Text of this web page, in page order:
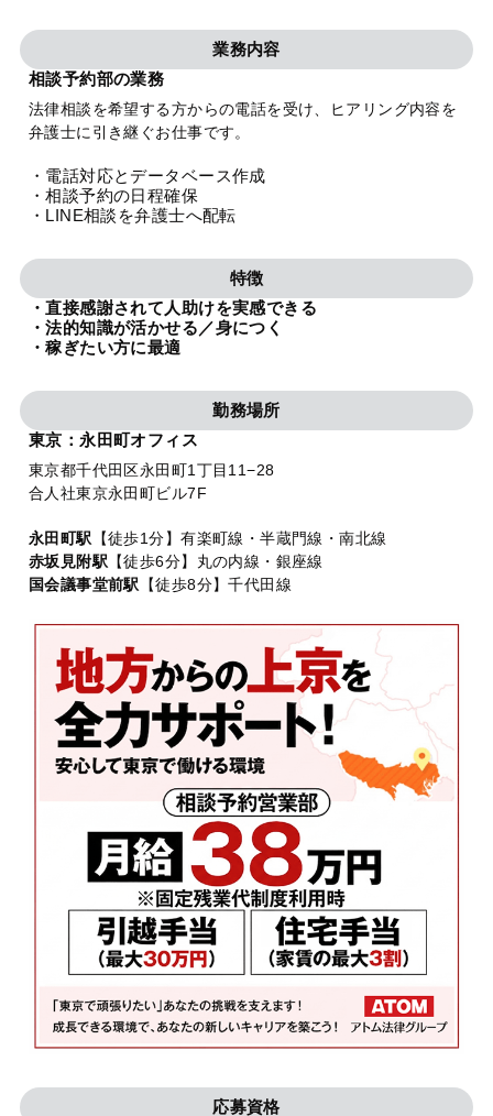
業務内容
相談予約部の業務
法律相談を希望する方からの電話を受け、ヒアリング内容を
弁護士に引き継ぐお仕事です。
・電話対応とデータベース作成
・相談予約の日程確保
・LINE相談を弁護士へ配転
特徴
・直接感謝されて人助けを実感できる
・法的知識が活かせる／身につく
・稼ぎたい方に最適
勤務場所
東京：永田町オフィス
東京都千代田区永田町1丁目11−28
合人社東京永田町ビル7F
永田町駅 【徒歩1分】有楽町線・半蔵門線・南北線
赤坂見附駅 【徒歩6分】丸の内線・銀座線
国会議事堂前駅
【徒歩8分】千代田線
応募資格
特設サイト
相談先情報サイト
プライバシーポリシー 利用規約 内部通報
TikTok受賞